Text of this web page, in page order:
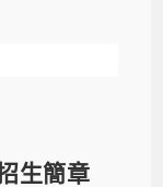
生簡章